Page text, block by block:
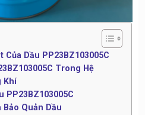
Của Dầu PP23BZ103005C
Trong Hệ
Khí
PP23BZ103005C
Bảo Quản Dầu